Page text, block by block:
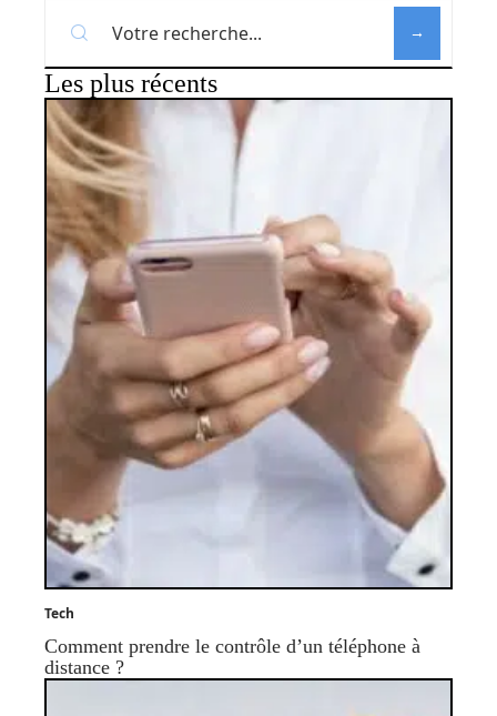
Les plus récents
Tech
Comment prendre le contrôle d’un téléphone à
distance ?